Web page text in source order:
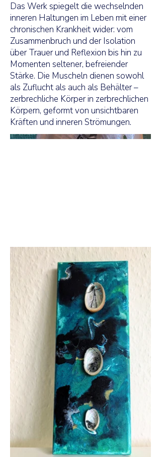
Das Werk spiegelt die wechselnden
inneren Haltungen im Leben mit einer
chronischen Krankheit wider: vom
Zusammenbruch und der Isolation
über Trauer und Reflexion bis hin zu
Momenten seltener, befreiender
Stärke. Die Muscheln dienen sowohl
als Zuflucht als auch als Behälter –
zerbrechliche Körper in zerbrechlichen
Körpern, geformt von unsichtbaren
Kräften und inneren Strömungen.